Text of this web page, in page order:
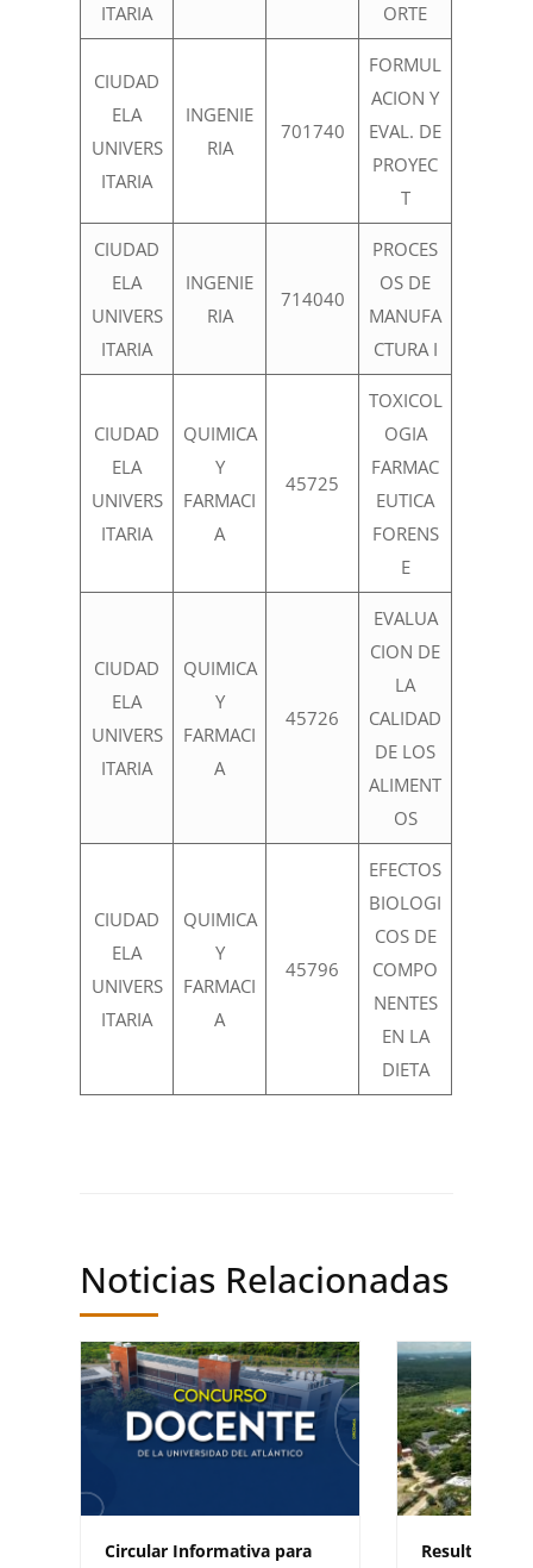
ITARIA ORTE
CIUDAD
ELA
UNIVERS
ITARIA
INGENIE
RIA
701740
FORMUL
ACION Y
EVAL. DE
PROYEC
T
CIUDAD
ELA
UNIVERS
ITARIA
INGENIE
RIA
714040
PROCES
OS DE
MANUFA
CTURA I
CIUDAD
ELA
UNIVERS
ITARIA
QUIMICA
Y
FARMACI
A
45725
TOXICOL
OGIA
FARMAC
EUTICA
FORENS
E
CIUDAD
ELA
UNIVERS
ITARIA
QUIMICA
Y
FARMACI
A
45726
EVALUA
CION DE
LA
CALIDAD
DE LOS
ALIMENT
OS
CIUDAD
ELA
UNIVERS
ITARIA
QUIMICA
Y
FARMACI
A
45796
EFECTOS
BIOLOGI
COS DE
COMPO
NENTES
EN LA
DIETA
Noticias Relacionadas
Circular Informativa para
Resultados